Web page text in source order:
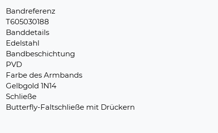
Bandreferenz
T605030188
Banddetails
Edelstahl
Bandbeschichtung
PVD
Farbe des Armbands
Gelbgold 1N14
Schließe
Butterfly-Faltschließe mit Drückern